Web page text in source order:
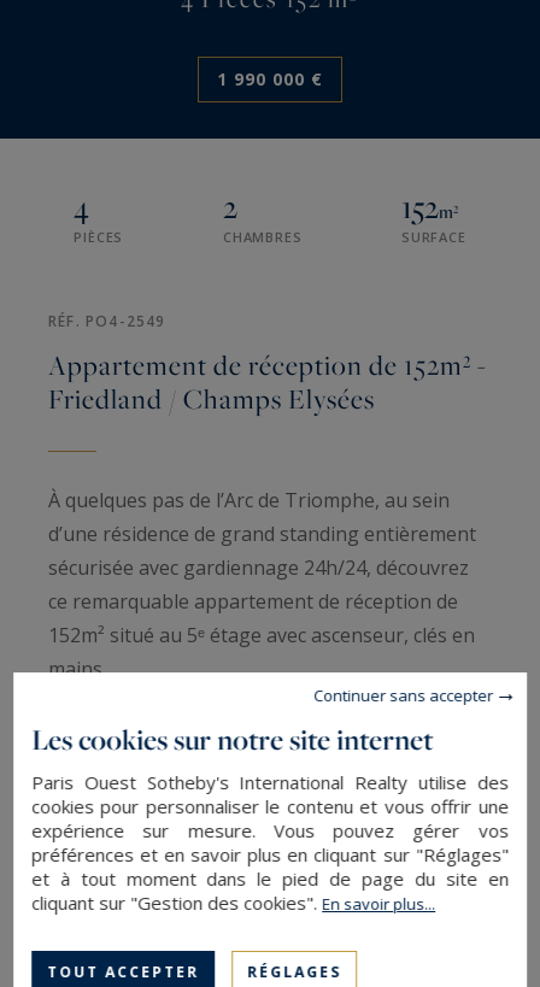
1 990 000 €
4
PIÈCES
2
CHAMBRES
152m²
SURFACE
RÉF. PO4-2549
Appartement de réception de 152m² -
Friedland / Champs Elysées
À quelques pas de l’Arc de Triomphe, au sein
d’une résidence de grand standing entièrement
sécurisée avec gardiennage 24h/24, découvrez
ce remarquable appartement de réception de
152m² situé au 5ᵉ étage avec ascenseur, clés en
mains.
Baigné de lumière et bénéficiant d’un
environnement particulièrement calme, ce bien
aux prestations raffinées s’ouvre sur une
élégante entrée donnant directement sur la
pièce de vie. Baignés de lumière, les espaces de
réception, d’environ 60m², offrent un vaste
généreux, propices à recevoir. La cuisine
Les cookies sur notre site internet
Paris Ouest Sotheby's International Realty utilise des
cookies pour personnaliser le contenu et vous offrir une
expérience sur mesure. Vous pouvez gérer vos
préférences et en savoir plus en cliquant sur "Réglages"
et à tout moment dans le pied de page du site en
cliquant sur "Gestion des cookies".En savoir plus...
TOUT ACCEPTER RÉGLAGES
Continuer sans accepter